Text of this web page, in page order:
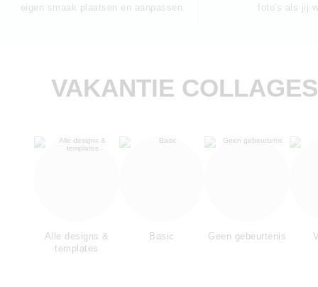
eigen smaak plaatsen en aanpassen.
foto's als jij
VAKANTIE COLLAGES
Alle designs &
templates
Basic Geen gebeurtenis